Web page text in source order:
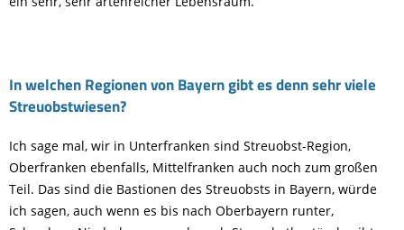
In welchen Regionen von Bayern gibt es denn sehr viele
Streuobstwiesen?
Ich sage mal, wir in Unterfranken sind Streuobst-Region,
Oberfranken ebenfalls, Mittelfranken auch noch zum großen
Teil. Das sind die Bastionen des Streuobsts in Bayern, würde
ich sagen, auch wenn es bis nach Oberbayern runter,